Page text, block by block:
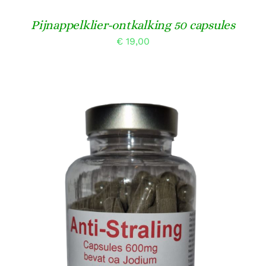
Pijnappelklier-ontkalking 50 capsules
€ 19,00
TOEVOEGEN AAN WINKELWAGEN
DETAILS